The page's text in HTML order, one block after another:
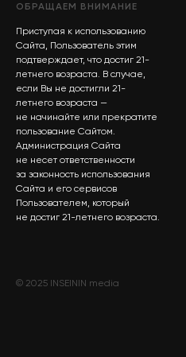
ОБРАЩАЕМ ВНИМАНИЕ
Приступая к использованию
Сайта, Пользователь этим
подтверждает, что достиг 21-
летнего возраста. В случае,
если Вы не достигли 21-
летнего возраста —
не начинайте или прекратите
пользование Сайтом.
Администрация Сайта
не несет ответственности
за законность использования
Сайта и его сервисов
Пользователем, который
не достиг 21-летнего возраста.
© 2025 INSEININ media